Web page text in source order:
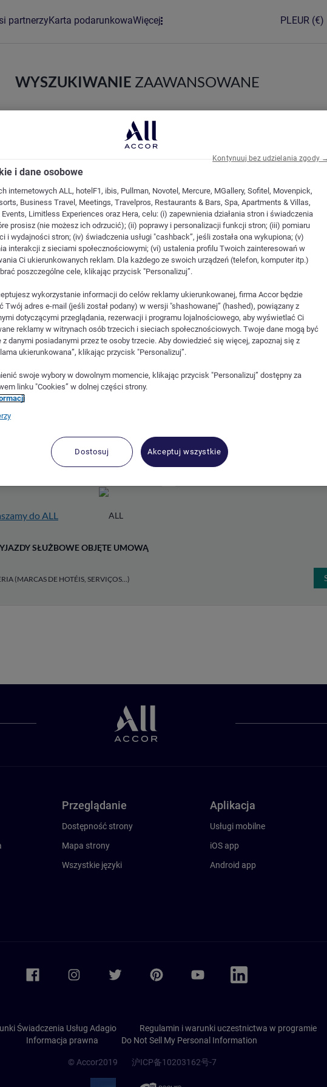
partnerzyKarta podarunkowaWięcej PLEUR (€)
WYSZUKIWANIE ZAAWANSOWANE
CENA ZA NOCLEG)
Z UŁATWIENIAMI DOSTĘPU
KARTY LOJALNOŚCIOWEJ/CZŁONKOWSKIEJ KOD PROMOCYJNY
Zapraszamy do ALL
SŁUŻBOWE OBJĘTE UMOWĄ
(MARCAS DE HOTÉIS, SERVIÇOS...)
Przeglądanie
Dostępność strony
Mapa strony
Wszystkie języki
Aplikacja
Usługi mobilne
iOS app
Android app
Accor YoutubeAccor Linkedin
Świadczenia Usług Adagio Regulamin i warunki uczestnictwa w programie
Informacja prawna
Do Not Sell My Personal Information
© Accor2019 沪ICP备10203162号-7
SSL Secure – globalSign
i dane osobowe
internetowych ALL, hotelF1, ibis, Pullman, Novotel, Mercure, MGallery, Sofitel, Movenpick,
Business Travel, Meetings, Travelpros, Restaurants & Bars, Spa, Apartments & Villas,
Limitless Experiences oraz Hera, celu: (i) zapewnienia działania stron i świadczenia
prosisz (nie możesz ich odrzucić); (ii) poprawy i personalizacji funkcji stron; (iii) pomiaru
i wydajności stron; (iv) świadczenia usługi "cashback”, jeśli została ona wykupiona; (v)
interakcji z sieciami społecznościowymi; (vi) ustalenia profilu Twoich zainteresowań w
Ci ukierunkowanych reklam. Dla każdego ze swoich urządzeń (telefon, komputer itp.)
poszczególne cele, klikając przycisk "Personalizuj”.
wykorzystanie informacji do celów reklamy ukierunkowanej, firma Accor będzie
Twój adres e-mail (jeśli został podany) w wersji "shashowanej” (hashed), powiązany z
dotyczącymi przeglądania, rezerwacji i programu lojalnościowego, aby wyświetlać Ci
reklamy w witrynach osób trzecich i sieciach społecznościowych. Twoje dane mogą być
danymi posiadanymi przez te osoby trzecie. Aby dowiedzieć się więcej, zapoznaj się z
ukierunkowana”, klikając przycisk "Personalizuj”.
swoje wybory w dowolnym momencie, klikając przycisk "Personalizuj” dostępny za
linku "Cookies” w dolnej części strony.
Dostosuj Akceptuj wszystkie
Kontynuuj bez udzielania zgody →